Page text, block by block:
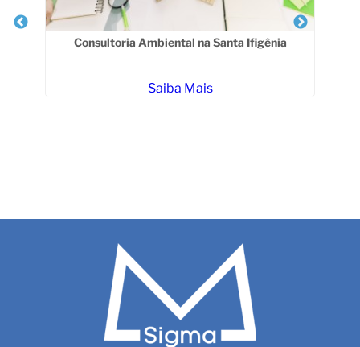
Consultoria Ambiental na Santa Ifigênia
Saiba Mais